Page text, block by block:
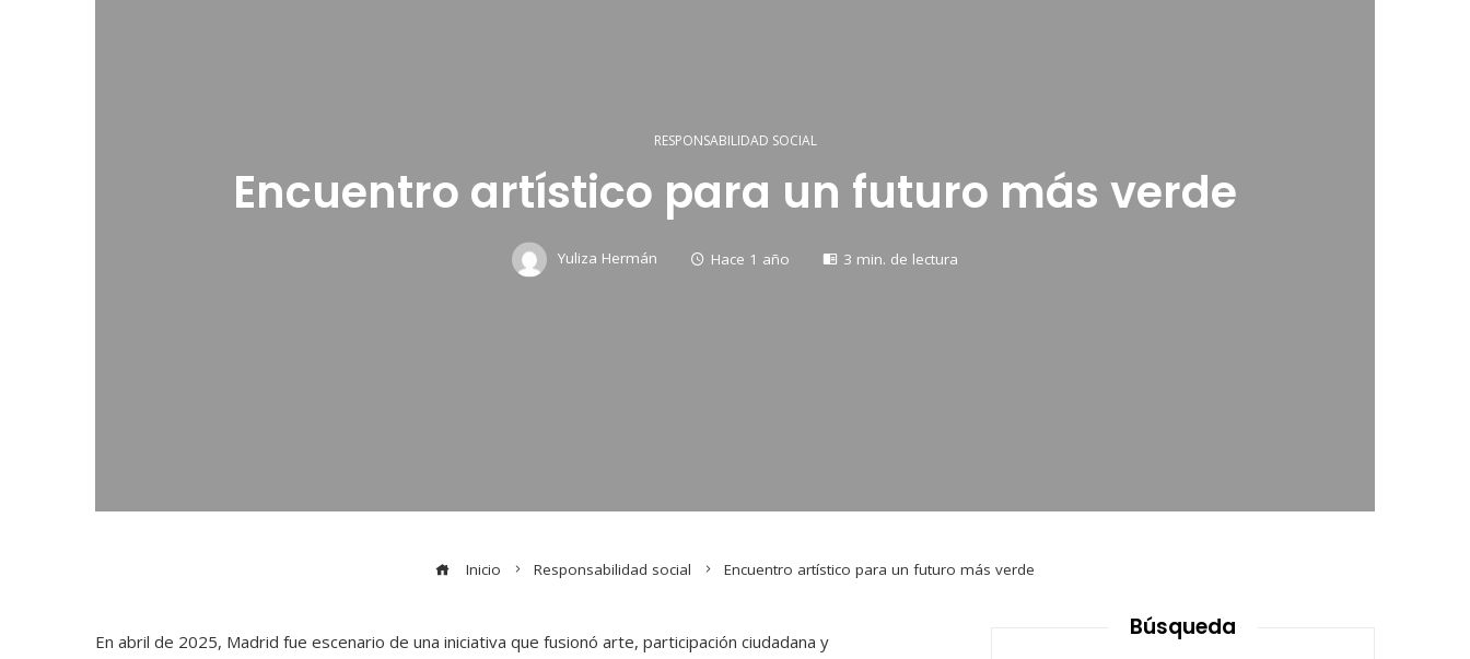
RESPONSABILIDAD SOCIAL
Encuentro artístico para un futuro más verde
Yuliza Hermán Hace 1 año 3 min. de lectura
Inicio Responsabilidad social Encuentro artístico para un futuro más verde
En abril de 2025, Madrid fue escenario de una iniciativa que fusionó arte, participación ciudadana y
Búsqueda